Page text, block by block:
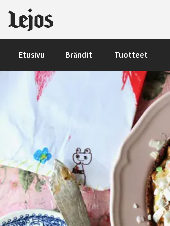
Siirry sisältöön
Etusivu Brändit Tuotteet